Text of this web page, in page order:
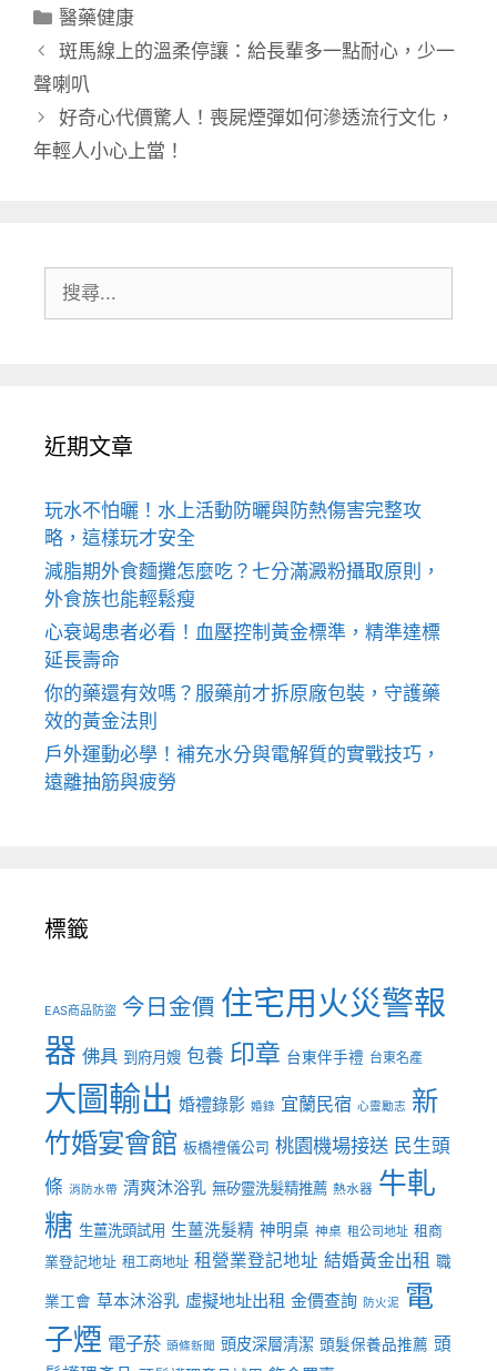
分
類
醫藥健康
斑馬線上的溫柔停讓：給長輩多一點耐心，少一
聲喇叭
好奇心代價驚人！喪屍煙彈如何滲透流行文化，
年輕人小心上當！
尋:
近期文章
玩水不怕曬！水上活動防曬與防熱傷害完整攻
略，這樣玩才安全
減脂期外食麵攤怎麼吃？七分滿澱粉攝取原則，
外食族也能輕鬆瘦
心衰竭患者必看！血壓控制黃金標準，精準達標
延長壽命
你的藥還有效嗎？服藥前才拆原廠包裝，守護藥
效的黃金法則
戶外運動必學！補充水分與電解質的實戰技巧，
遠離抽筋與疲勞
標籤
EAS商品防盜 今日金價 住宅用火災警報
器 佛具 到府月嫂 包養 印章 台東伴手禮 台東名產
大圖輸出 婚禮錄影 婚錄 宜蘭民宿 心靈勵志 新
竹婚宴會館 板橋禮儀公司 桃園機場接送 民生頭
條 消防水帶 清爽沐浴乳 無矽靈洗髮精推薦 熱水器 牛軋
糖 生薑洗頭試用 生薑洗髮精 神明桌 神桌 租公司地址 租商
業登記地址 租工商地址 租營業登記地址 結婚黃金出租 職
業工會 草本沐浴乳 虛擬地址出租 金價查詢 防火泥
電
子煙 電子菸 頭條新聞 頭皮深層清潔 頭髮保養品推薦 頭